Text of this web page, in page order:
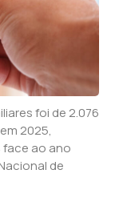
foi de 2.076
2025,
face ao ano
de